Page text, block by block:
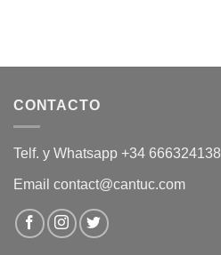
CONTACTO
Telf. y Whatsapp +34 666324138
Email contact@cantuc.com